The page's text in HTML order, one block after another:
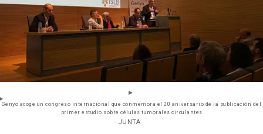
Genyo acoge un congreso internacional que conmemora el 20 aniversario de la publicación del
primer estudio sobre células tumorales circulantes
- JUNTA